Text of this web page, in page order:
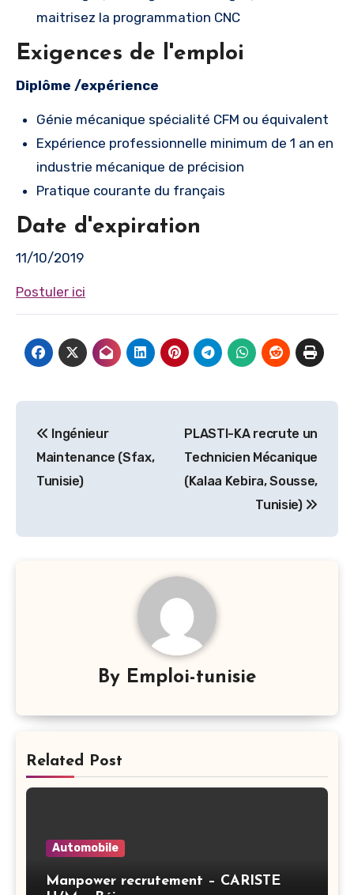
maitrisez la programmation CNC
Exigences de l'emploi
Diplôme /expérience
Génie mécanique spécialité CFM ou équivalent
Expérience professionnelle minimum de 1 an en
industrie mécanique de précision
Pratique courante du français
Date d'expiration
11/10/2019
Postuler ici
de
l’article
Ingénieur
Maintenance (Sfax,
Tunisie)
PLASTI-KA recrute un
Technicien Mécanique
(Kalaa Kebira, Sousse,
Tunisie)
By Emploi-tunisie
Related Post
Automobile
Manpower recrutement – CARISTE